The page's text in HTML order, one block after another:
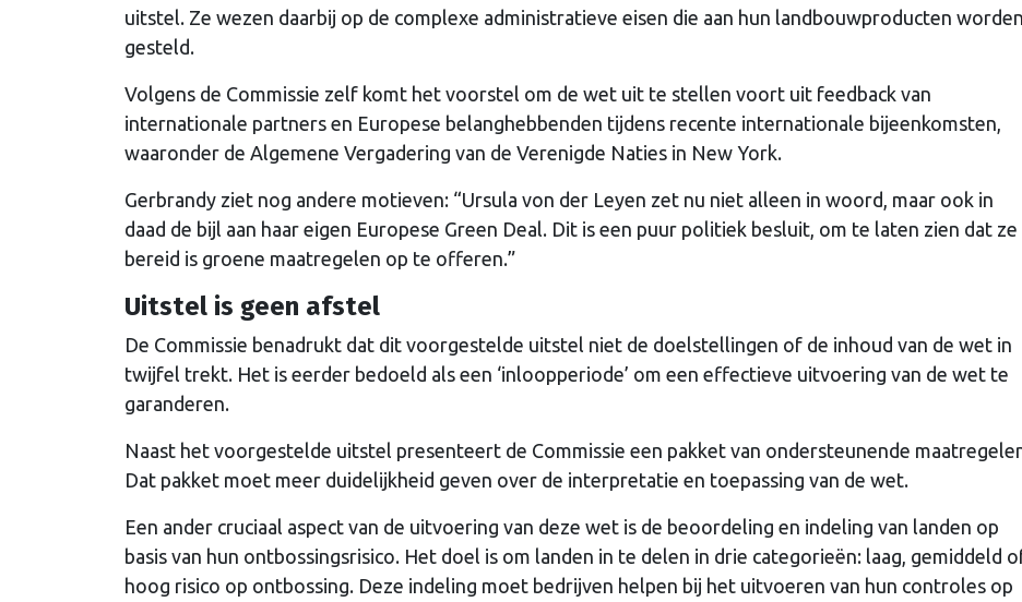
uitstel. Ze wezen daarbij op de complexe administratieve eisen die aan hun landbouwproducten worden
gesteld.
Volgens de Commissie zelf komt het voorstel om de wet uit te stellen voort uit feedback van
internationale partners en Europese belanghebbenden tijdens recente internationale bijeenkomsten,
waaronder de Algemene Vergadering van de Verenigde Naties in New York.
Gerbrandy ziet nog andere motieven: “Ursula von der Leyen zet nu niet alleen in woord, maar ook in
daad de bijl aan haar eigen Europese Green Deal. Dit is een puur politiek besluit, om te laten zien dat ze
bereid is groene maatregelen op te offeren.”
Uitstel is geen afstel
De Commissie benadrukt dat dit voorgestelde uitstel niet de doelstellingen of de inhoud van de wet in
twijfel trekt. Het is eerder bedoeld als een ‘inloopperiode’ om een effectieve uitvoering van de wet te
garanderen.
Naast het voorgestelde uitstel presenteert de Commissie een pakket van ondersteunende
Dat pakket moet meer duidelijkheid geven over de interpretatie en toepassing van de wet.
Een ander cruciaal aspect van de uitvoering van deze wet is de beoordeling en indeling van landen op
basis van hun ontbossingsrisico. Het doel is om landen in te delen in drie categorieën: laag, gemiddeld
hoog risico op ontbossing. Deze indeling moet bedrijven helpen bij het uitvoeren van hun controles op